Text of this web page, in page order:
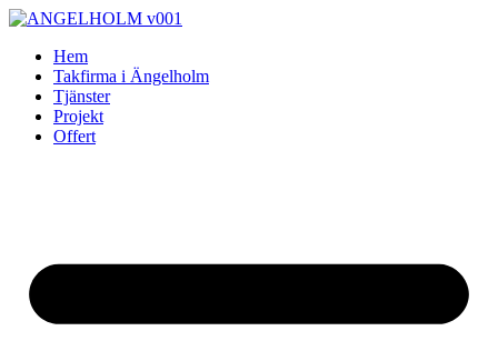
Skip
contentHem
Takfirma i Ängelholm
Tjänster
Projekt
Offert